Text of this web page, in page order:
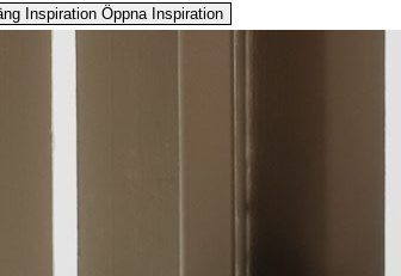
Inspiration Öppna Inspiration